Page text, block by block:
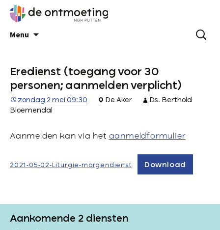
Menu
Eredienst (toegang voor 30
personen; aanmelden verplicht)
zondag 2 mei 09:30 De Aker
Ds. Berthold
Bloemendal
Aanmelden kan via het aanmeldformulier
2021-05-02-Liturgie-morgendienst Download
Aankomende 2 diensten